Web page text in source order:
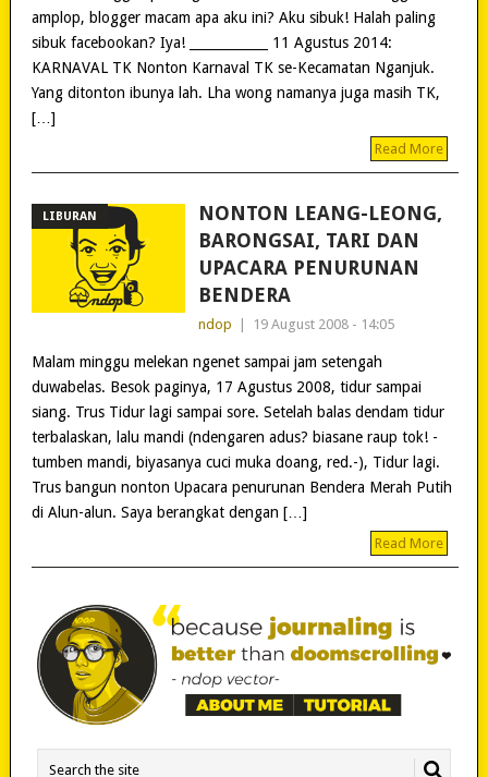
amplop, blogger macam apa aku ini? Aku sibuk! Halah paling
sibuk facebookan? Iya! ____________ 11 Agustus 2014:
KARNAVAL TK Nonton Karnaval TK se-Kecamatan Nganjuk.
Yang ditonton ibunya lah. Lha wong namanya juga masih TK,
[…]
Read More
LIBURAN
NONTON LEANG-LEONG,
BARONGSAI, TARI DAN
UPACARA PENURUNAN
BENDERA
ndop 19 August 2008 - 14:05
Malam minggu melekan ngenet sampai jam setengah
duwabelas. Besok paginya, 17 Agustus 2008, tidur sampai
siang. Trus Tidur lagi sampai sore. Setelah balas dendam tidur
terbalaskan, lalu mandi (ndengaren adus? biasane raup tok! -
tumben mandi, biyasanya cuci muka doang, red.-), Tidur lagi.
Trus bangun nonton Upacara penurunan Bendera Merah Putih
di Alun-alun. Saya berangkat dengan […]
Read More